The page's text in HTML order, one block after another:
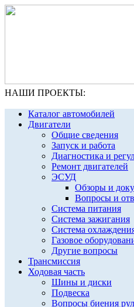
НАШИ ПРОЕКТЫ:
Каталог автомобилей
Двигатели
Общие сведения
Запуск и работа
Диагностика и
Ремонт двигателей
ЭСУД
Обзоры и
Вопросы и
Система питания
Система зажигания
Система
Газовое
Другие вопросы
Трансмиссия
Ходовая часть
Шины и диски
Подвеска
Вопросы биения